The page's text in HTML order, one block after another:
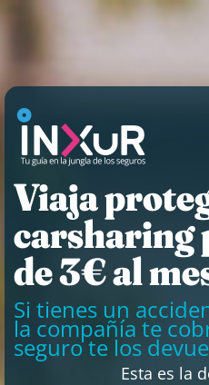
Viaja
carsharing
de 3€ al
Si tienes un
la compañía te
seguro te los
Esta es la